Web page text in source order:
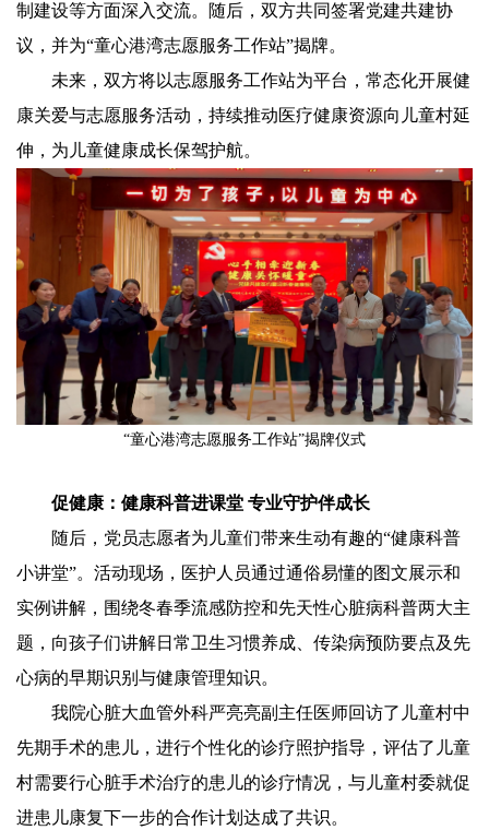
制建设等方面深入交流。随后，双方共同签署党建共建协
议，并为“童心港湾志愿服务工作站”揭牌。
未来，双方将以志愿服务工作站为平台，常态化开展健
康关爱与志愿服务活动，持续推动医疗健康资源向儿童村延
伸，为儿童健康成长保驾护航。
“童心港湾志愿服务工作站”揭牌仪式
促健康：健康科普进课堂 专业守护伴成长
随后，党员志愿者为儿童们带来生动有趣的“健康科普
小讲堂”。活动现场，医护人员通过通俗易懂的图文展示和
实例讲解，围绕冬春季流感防控和先天性心脏病科普两大主
题，向孩子们讲解日常卫生习惯养成、传染病预防要点及先
心病的早期识别与健康管理知识。
我院心脏大血管外科严亮亮副主任医师回访了儿童村中
先期手术的患儿，进行个性化的诊疗照护指导，评估了儿童
村需要行心脏手术治疗的患儿的诊疗情况，与儿童村委就促
进患儿康复下一步的合作计划达成了共识。